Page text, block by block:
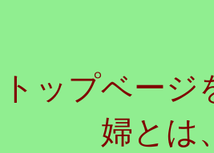
ップベージ
婦とは